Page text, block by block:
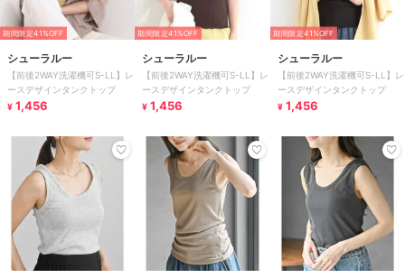
期間限定41%OFF
シューラルー
【前後2WAY洗濯機可S-LL】レ
ースデザインタンクトップ
¥ 1,456
期間限定41%OFF
シューラルー
【前後2WAY洗濯機可S-LL】レ
ースデザインタンクトップ
¥ 1,456
期間限定41%OFF
シューラルー
【前後2WAY洗濯機可S-LL】レ
ースデザインタンクトップ
¥ 1,456